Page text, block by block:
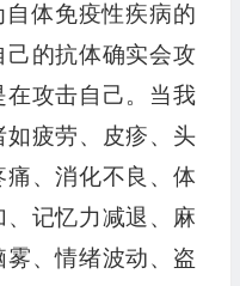
体免疫性疾病的
的抗体确实会攻
攻击自己。当我
疲劳、皮疹、头
、消化不良、体
记忆力减退、麻
、情绪波动、盗